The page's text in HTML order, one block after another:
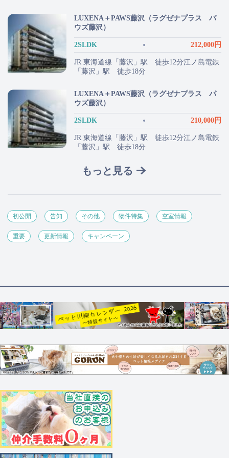
LUXENA＋PAWS藤沢（ラグゼナプラス パ
ウズ藤沢）
2SLDK 212,000円
JR 東海道線「藤沢」駅 徒歩12分江ノ島電鉄
「藤沢」駅 徒歩18分
LUXENA＋PAWS藤沢（ラグゼナプラス パ
ウズ藤沢）
2SLDK 210,000円
JR 東海道線「藤沢」駅 徒歩12分江ノ島電鉄
「藤沢」駅 徒歩18分
もっと見る
初公開 告知 その他 物件特集 空室情報
重要 更新情報 キャンペーン